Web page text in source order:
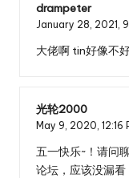
drampeter
January 28, 2021,
大佬啊 tin好像不
光轮2000
May 9, 2020, 12:16
五一快乐~！请问
论坛，应该没漏